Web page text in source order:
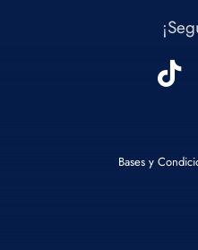
Bases y